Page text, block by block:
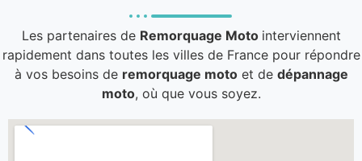
Les partenaires de Remorquage Moto interviennent
rapidement dans toutes les villes de France pour répondre
à vos besoins de remorquage motoet de dépannage
moto, où que vous soyez.